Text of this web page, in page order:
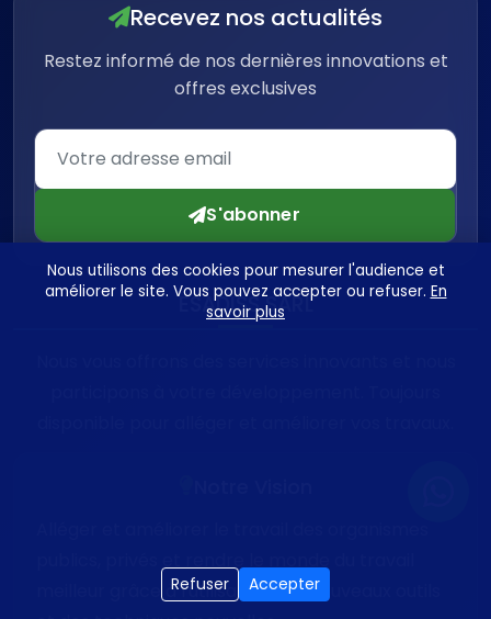
Recevez nos actualités
Restez informé de nos dernières innovations et
offres exclusives
S'abonner
ESADISS SARL
meilleur grâce à l'utilisation des nouveaux outils
Nous utilisons des cookies pour mesurer l'audience et
améliorer le site. Vous pouvez accepter ou refuser. En
savoir plus
Refuser Accepter